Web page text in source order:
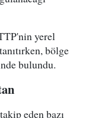
yerel
bölge
bulundu.
eden bazı